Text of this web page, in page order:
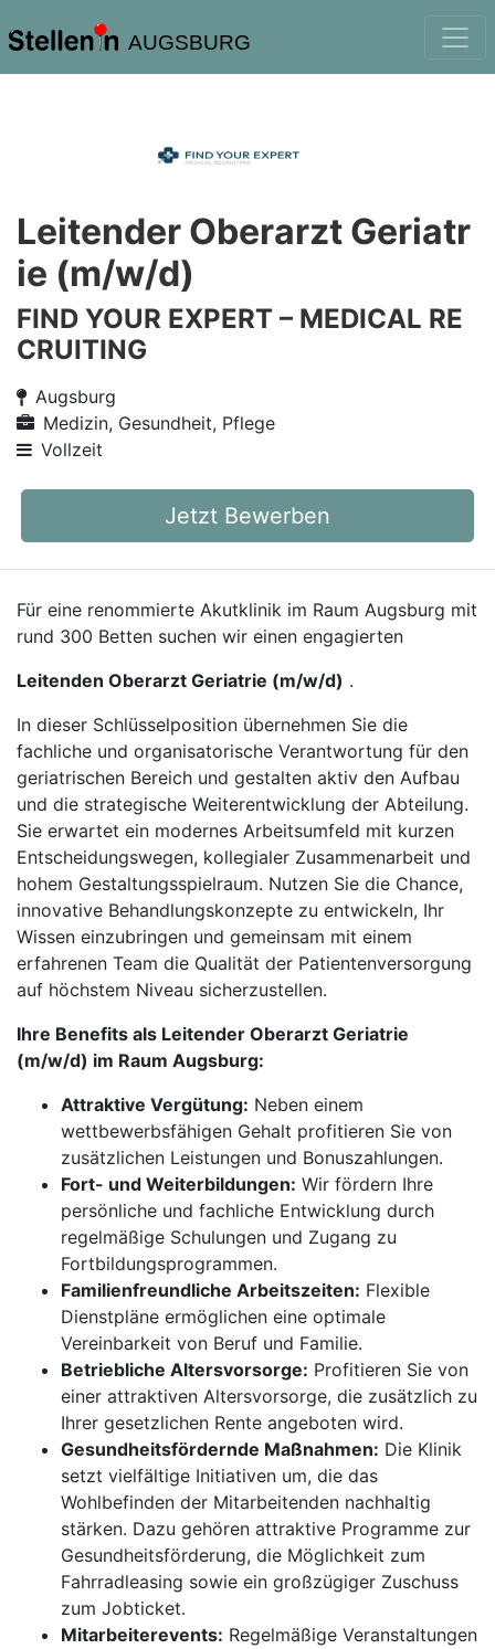
AUGSBURG
Leitender Oberarzt Geriatr
ie (m/w/d)
FIND YOUR EXPERT – MEDICAL RE
CRUITING
Augsburg
Medizin, Gesundheit, Pflege
Vollzeit
Jetzt Bewerben
Für eine renommierte Akutklinik im Raum Augsburg mit
rund 300 Betten suchen wir einen engagierten
Leitenden Oberarzt Geriatrie (m/w/d) .
In dieser Schlüsselposition übernehmen Sie die
fachliche und organisatorische Verantwortung für den
geriatrischen Bereich und gestalten aktiv den Aufbau
und die strategische Weiterentwicklung der Abteilung.
Sie erwartet ein modernes Arbeitsumfeld mit kurzen
Entscheidungswegen, kollegialer Zusammenarbeit und
hohem Gestaltungsspielraum. Nutzen Sie die Chance,
innovative Behandlungskonzepte zu entwickeln, Ihr
Wissen einzubringen und gemeinsam mit einem
erfahrenen Team die Qualität der Patientenversorgung
auf höchstem Niveau sicherzustellen.
Ihre Benefits als Leitender Oberarzt Geriatrie
(m/w/d) im Raum Augsburg:
Attraktive Vergütung: Neben einem
wettbewerbsfähigen Gehalt profitieren Sie von
zusätzlichen Leistungen und Bonuszahlungen.
Fort- und Weiterbildungen: Wir fördern Ihre
persönliche und fachliche Entwicklung durch
regelmäßige Schulungen und Zugang zu
Fortbildungsprogrammen.
Familienfreundliche Arbeitszeiten: Flexible
Dienstpläne ermöglichen eine optimale
Vereinbarkeit von Beruf und Familie.
Betriebliche Altersvorsorge: Profitieren Sie von
einer attraktiven Altersvorsorge, die zusätzlich zu
Ihrer gesetzlichen Rente angeboten wird.
Gesundheitsfördernde Maßnahmen: Die Klinik
setzt vielfältige Initiativen um, die das
Wohlbefinden der Mitarbeitenden nachhaltig
stärken. Dazu gehören attraktive Programme zur
Gesundheitsförderung, die Möglichkeit zum
Fahrradleasing sowie ein großzügiger Zuschuss
zum Jobticket.
Mitarbeiterevents: Regelmäßige Veranstaltungen